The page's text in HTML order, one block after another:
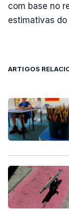
com base no
estimativas do
ARTIGOS